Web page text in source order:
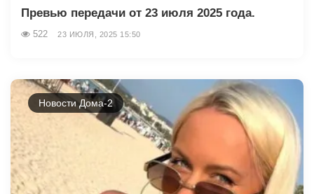
Превью передачи от 23 июля 2025 года.
522 23 ИЮЛЯ, 2025 15:50
Новости Дома-2